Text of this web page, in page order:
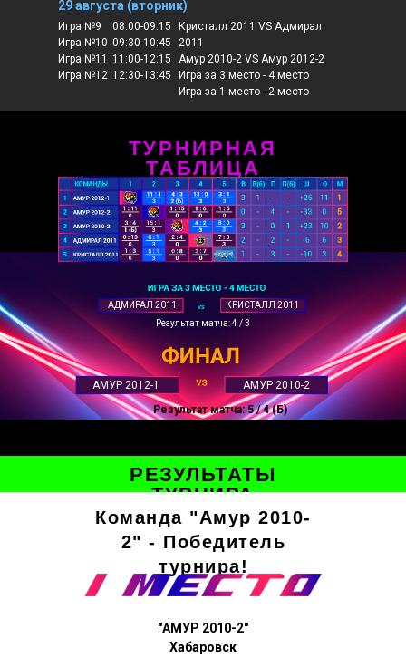
Игра №9
Игра №10
Игра №11
Игра №12
08:00-09:15
09:30-10:45
11:00-12:15
12:30-13:45
Кристалл 2011 VS Адмирал
2011
Амур 2010-2 VS Амур 2012-2
Игра за 3 место - 4 место
Игра за 1 место - 2 место
29 августа (вторник)
ТУРНИРНАЯ
ТАБЛИЦА
АМУР 2012-1 АМУР 2010-2
АДМИРАЛ 2011
КРИСТАЛЛ 2011
Результат матча: 4 / 3
Результат матча: 5 / 4 (Б)
РЕЗУЛЬТАТЫ
ТУРНИРА
"АМУР 2010-2"
Хабаровск
Команда "Амур 2010-
2" - Победитель
турнира!